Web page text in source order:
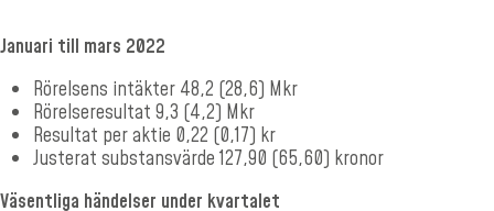
Januari till mars 2022
Rörelsens intäkter 48,2 (28,6) Mkr
Rörelseresultat 9,3 (4,2) Mkr
Resultat per aktie 0,22 (0,17) kr
Justerat substansvärde 127,90 (65,60) kronor
Väsentliga händelser under kvartalet